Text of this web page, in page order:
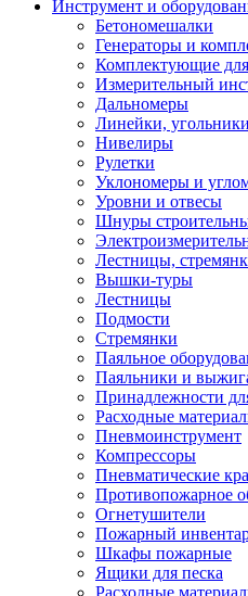
Инструмент и
Бетономешалки
Генераторы и
Комплектующие для
Измерительный
Дальномеры
Линейки,
Нивелиры
Рулетки
Уклономеры и
Уровни и отвесы
Шнуры
Лестницы,
Вышки-туры
Лестницы
Подмости
Стремянки
Паяльное
Паяльники и
Принадлежности
Расходные
Пневмоинструмент
Компрессоры
Пневматические
Противопожарное
Огнетушители
Пожарный
Шкафы пожарные
Ящики для песка
Расходные